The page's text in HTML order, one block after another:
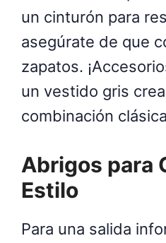
un cinturón para
asegúrate de que
zapatos.
un vestido gris
combinación
Abrigos para
Estilo
Para una salida